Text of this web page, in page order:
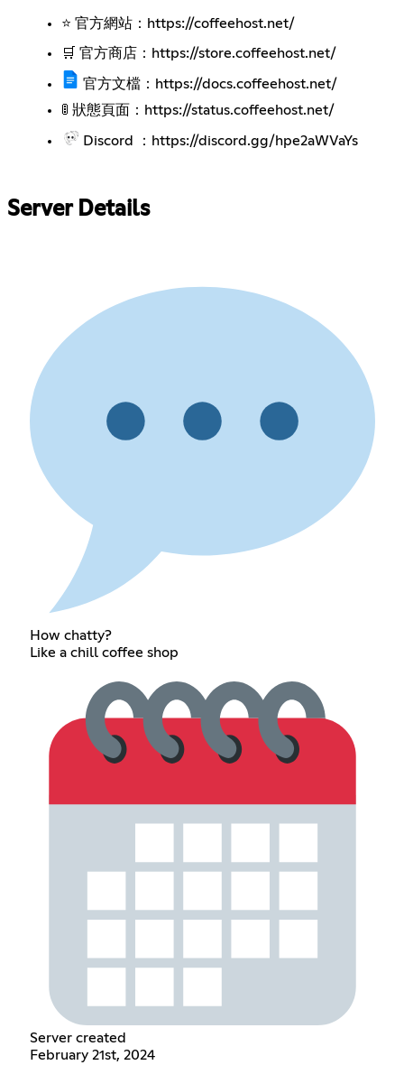
⭐ 官方網站： https://coffeehost.net/
🛒 官方商店： https://store.coffeehost.net/
官方文檔： https://docs.coffeehost.net/
🚦 狀態頁面： https://status.coffeehost.net/
Discord ： https://discord.gg/hpe2aWVaYs
Server Details
How chatty?
Like a chill coffee shop
Server created
February 21st, 2024